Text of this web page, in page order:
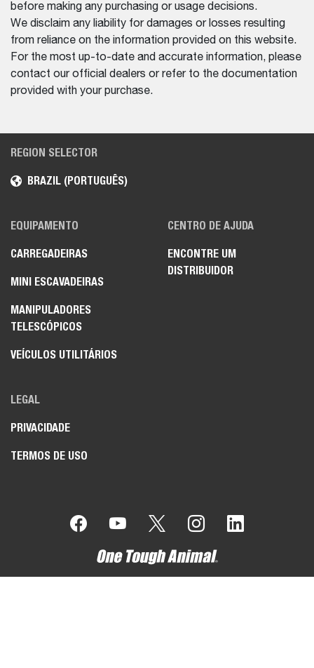
before making any purchasing or usage decisions.
We disclaim any liability for damages or losses resulting
from reliance on the information provided on this website.
For the most up-to-date and accurate information, please
contact our official dealers or refer to the documentation
provided with your purchase.
REGION SELECTOR
BRAZIL (PORTUGUÊS)
EQUIPAMENTO
CARREGADEIRAS
MINI ESCAVADEIRAS
MANIPULADORES
TELESCÓPICOS
VEÍCULOS UTILITÁRIOS
CENTRO DE AJUDA
ENCONTRE UM
DISTRIBUIDOR
LEGAL
PRIVACIDADE
TERMOS DE USO